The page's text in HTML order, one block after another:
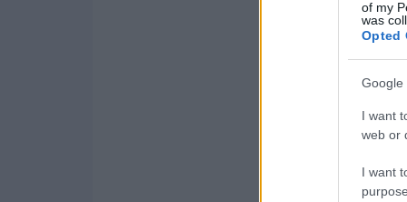
of my
was
Opted
Google
I want
web or
I want